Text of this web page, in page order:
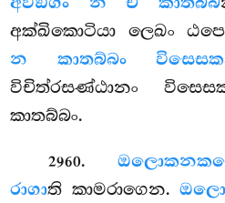
අක්ඛිකොටියා ලෙඛං
න කාතබ්බං විසෙසක
විචිත්රසණ්ඨානං
කාතබ්බං.
2960.
රාගාති කාමරාගෙන.